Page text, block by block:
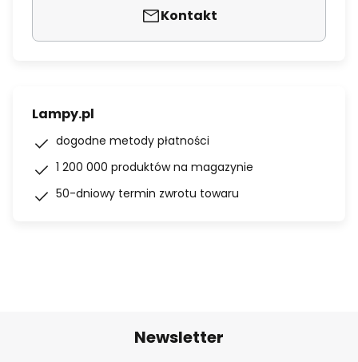
Kontakt
Lampy.pl
dogodne metody płatności
1 200 000 produktów na magazynie
50-dniowy termin zwrotu towaru
Newsletter